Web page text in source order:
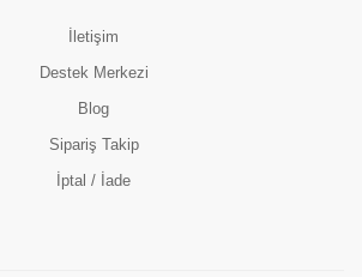
İletişim
Destek Merkezi
Blog
Sipariş Takip
İptal / İade